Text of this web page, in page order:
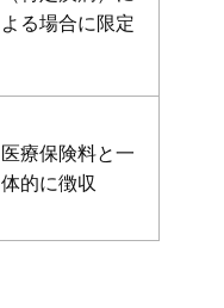
よる場合に限定
医療保険料と一
体的に徴収